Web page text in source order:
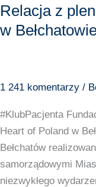
Relacja z
w
1 241 komentarzy /
#KlubPacjenta
Heart of Poland w
Bełchatów
samorządowymi
niezwykłego